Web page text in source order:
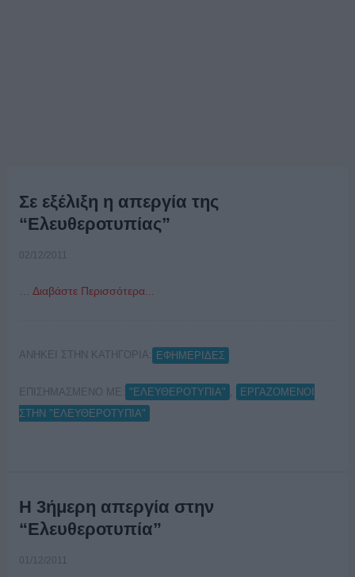
Σε εξέλιξη η απεργία της
“Ελευθεροτυπίας”
02/12/2011
Διαβάστε Περισσότερα...
ΑΝΗΚΕΙ ΣΤΗΝ ΚΑΤΗΓΟΡΙΑ: ΕΦΗΜΕΡΙΔΕΣ
ΕΠΙΣΗΜΑΣΜΕΝΟ ΜΕ: "ΕΛΕΥΘΕΡΟΤΥΠΙΑ"
ΕΡΓΑΖΟΜΕΝΟΙ
ΣΤΗΝ "ΕΛΕΥΘΕΡΟΤΥΠΙΑ"
Η 3ήμερη απεργία στην
“Ελευθεροτυπία”
01/12/2011